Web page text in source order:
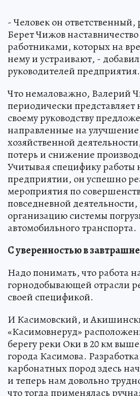
- Человек он ответственный,
Берет Чижов
работниками, которых на
нему и устраивают, -
руководителей предприятия.
Что немаловажно, Валерий
периодически представляет
своему руководству
направленные на улучшение
хозяйственной
потерь и снижение
Учитывая специфику работы
предприятии, он успешно
мероприятия по
повседневной
организацию системы
автомобильного транспорта.
С уверенностью в
Надо понимать, что работа
горнодобывающей отрасли
своей спецификой.
И Касимовский, и
«Касимовнеруд»
берегу реки Оки в 20 км
города Касимова.
карбонатных пород здесь
и теперь нам довольно
что тогда применялась